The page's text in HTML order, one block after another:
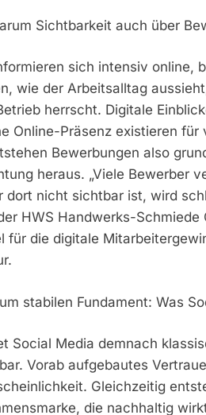
Sichtbarkeit auch über
sich intensiv online,
wie der Arbeitsalltag
herrscht. Digitale
Online-Präsenz existieren
Bewerbungen also
heraus. „Viele Bewerber
dort nicht sichtbar ist, wird
HWS Handwerks-
für die digitale
stabilen Fundament: Was
Social Media demnach
Vorab aufgebautes
Gleichzeitig
die nachhaltig